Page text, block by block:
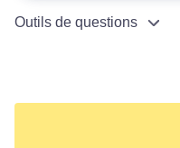
Outils de questions